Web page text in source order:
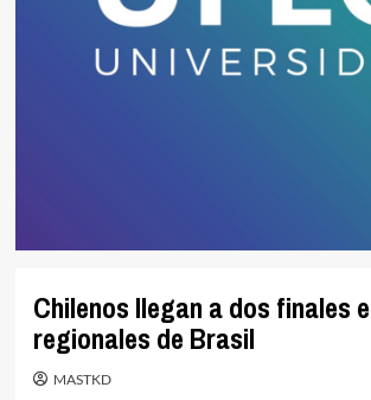
Chilenos llegan a dos finales
regionales de Brasil
MASTKD